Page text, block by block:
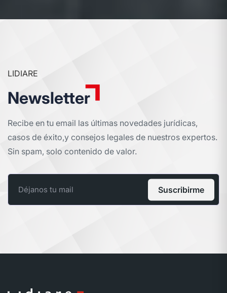
LIDIARE
Newsletter
Recibe en tu email las últimas novedades jurídicas,
casos de éxito,y consejos legales de nuestros expertos.
Sin spam, solo contenido de valor.
Suscribirme